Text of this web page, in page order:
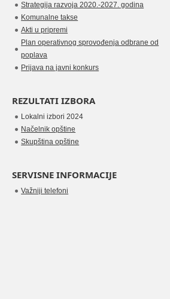
Strategija razvoja 2020.-2027. godina
Komunalne takse
Akti u pripremi
Plan operativnog sprovođenja odbrane od
poplava
Prijava na javni konkurs
REZULTATI IZBORA
Lokalni izbori 2024
Načelnik opštine
Skupština opštine
SERVISNE INFORMACIJE
Važniji telefoni